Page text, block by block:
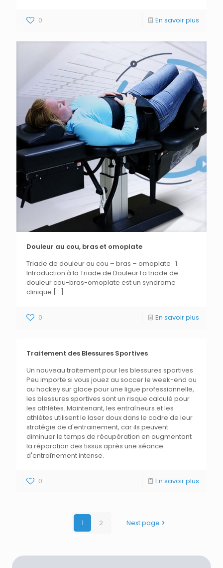
0 En savoir plus
Douleur au cou, bras et omoplate
Triade de douleur au cou – bras – omoplate 1.
Introduction à la Triade de Douleur La triade de
douleur cou-bras-omoplate est un syndrome
clinique […]
0 En savoir plus
Traitement des Blessures Sportives
Un nouveau traitement pour les blessures sportives
Peu importe si vous jouez au soccer le week-end ou
au hockey sur glace pour une ligue professionnelle,
les blessures sportives sont un risque calculé pour
les athlètes. Maintenant, les entraîneurs et les
athlètes utilisent le laser doux dans le cadre de leur
stratégie de d'entrainement, car ils peuvent
diminuer le temps de récupération en augmentant
la réparation des tissus après une séance
d'entraînement intense.
0 En savoir plus
1 2 Next page